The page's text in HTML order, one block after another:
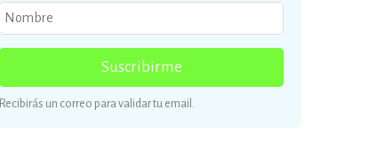
Suscribirme
Recibirás un correo para validar tu email.